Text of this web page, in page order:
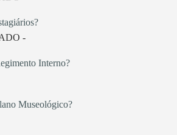
-
Interno?
Museológico?